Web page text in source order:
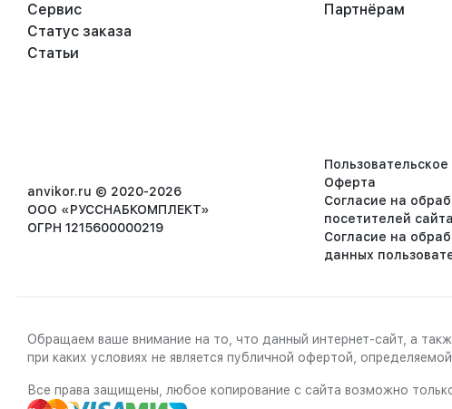
Сервис
Статус заказа
Статьи
Партнёрам
anvikor.ru © 2020-2026
ООО «РУССНАБКОМПЛЕКТ»
ОГРН 1215600000219
Оферта
Согласие на
посетителей сайта
Согласие на
данных
Обращаем ваше внимание на то, что данный интернет-сайт, а
при каких условиях не является публичной офертой,
Все права защищены, любое копирование с сайта возможно